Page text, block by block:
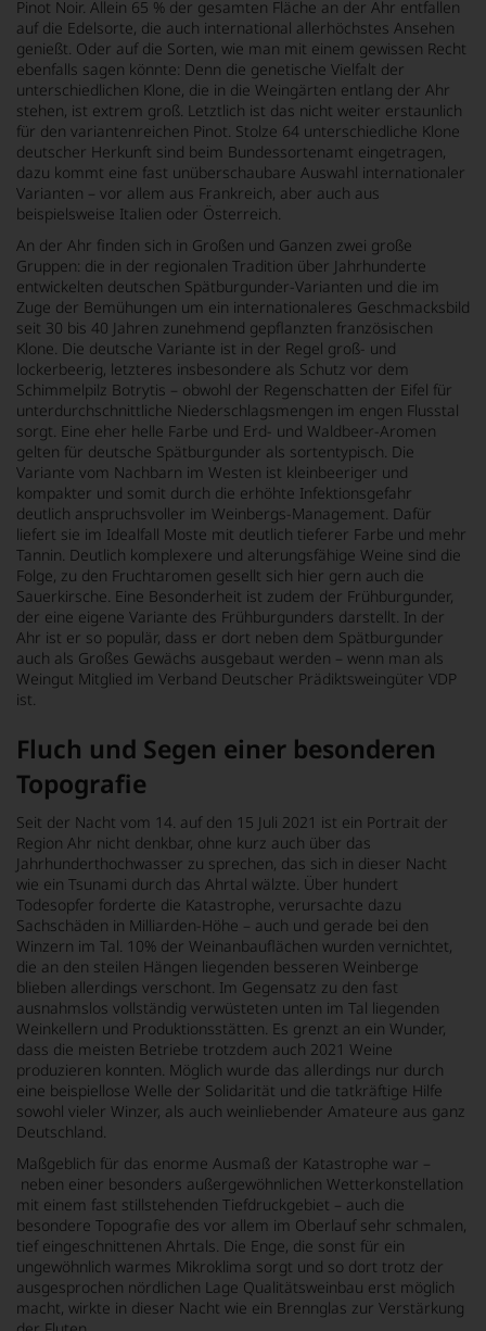
Pinot Noir. Allein 65 % der gesamten Fläche an der Ahr entfallen
auf die Edelsorte, die auch international allerhöchstes Ansehen
genießt. Oder auf die Sorten, wie man mit einem gewissen Recht
ebenfalls sagen könnte: Denn die genetische Vielfalt der
unterschiedlichen Klone, die in die Weingärten entlang der Ahr
stehen, ist extrem groß. Letztlich ist das nicht weiter erstaunlich
für den variantenreichen Pinot. Stolze 64 unterschiedliche Klone
deutscher Herkunft sind beim Bundessortenamt eingetragen,
dazu kommt eine fast unüberschaubare Auswahl internationaler
Varianten – vor allem aus Frankreich, aber auch aus
beispielsweise Italien oder Österreich.
An der Ahr finden sich in Großen und Ganzen zwei große
Gruppen: die in der regionalen Tradition über Jahrhunderte
entwickelten deutschen Spätburgunder-Varianten und die im
Zuge der Bemühungen um ein internationaleres Geschmacksbild
seit 30 bis 40 Jahren zunehmend gepflanzten französischen
Klone. Die deutsche Variante ist in der Regel groß- und
lockerbeerig, letzteres insbesondere als Schutz vor dem
Schimmelpilz Botrytis – obwohl der Regenschatten der Eifel für
unterdurchschnittliche Niederschlagsmengen im engen Flusstal
sorgt. Eine eher helle Farbe und Erd- und Waldbeer-Aromen
gelten für deutsche Spätburgunder als sortentypisch. Die
Variante vom Nachbarn im Westen ist kleinbeeriger und
kompakter und somit durch die erhöhte Infektionsgefahr
deutlich anspruchsvoller im Weinbergs-Management. Dafür
liefert sie im Idealfall Moste mit deutlich tieferer Farbe und mehr
Tannin. Deutlich komplexere und alterungsfähige Weine sind die
Folge, zu den Fruchtaromen gesellt sich hier gern auch die
Sauerkirsche. Eine Besonderheit ist zudem der Frühburgunder,
der eine eigene Variante des Frühburgunders darstellt. In der
Ahr ist er so populär, dass er dort neben dem Spätburgunder
auch als Großes Gewächs ausgebaut werden – wenn man als
Weingut Mitglied im Verband Deutscher Prädiktsweingüter VDP
ist.
Fluch und Segen einer besonderen
Topografie
Seit der Nacht vom 14. auf den 15 Juli 2021 ist ein Portrait der
Region Ahr nicht denkbar, ohne kurz auch über das
Jahrhunderthochwasser zu sprechen, das sich in dieser Nacht
wie ein Tsunami durch das Ahrtal wälzte. Über hundert
Todesopfer forderte die Katastrophe, verursachte dazu
Sachschäden in Milliarden-Höhe – auch und gerade bei den
Winzern im Tal. 10% der Weinanbauflächen wurden vernichtet,
die an den steilen Hängen liegenden besseren Weinberge
blieben allerdings verschont. Im Gegensatz zu den fast
ausnahmslos vollständig verwüsteten unten im Tal liegenden
Weinkellern und Produktionsstätten. Es grenzt an ein Wunder,
dass die meisten Betriebe trotzdem auch 2021 Weine
produzieren konnten. Möglich wurde das allerdings nur durch
eine beispiellose Welle der Solidarität und die tatkräftige Hilfe
sowohl vieler Winzer, als auch weinliebender Amateure aus ganz
Deutschland.
Maßgeblich für das enorme Ausmaß der Katastrophe war –
neben einer besonders außergewöhnlichen Wetterkonstellation
mit einem fast stillstehenden Tiefdruckgebiet – auch die
besondere Topografie des vor allem im Oberlauf sehr schmalen,
tief eingeschnittenen Ahrtals. Die Enge, die sonst für ein
ungewöhnlich warmes Mikroklima sorgt und so dort trotz der
ausgesprochen nördlichen Lage Qualitätsweinbau erst möglich
macht, wirkte in dieser Nacht wie ein Brennglas zur Verstärkung